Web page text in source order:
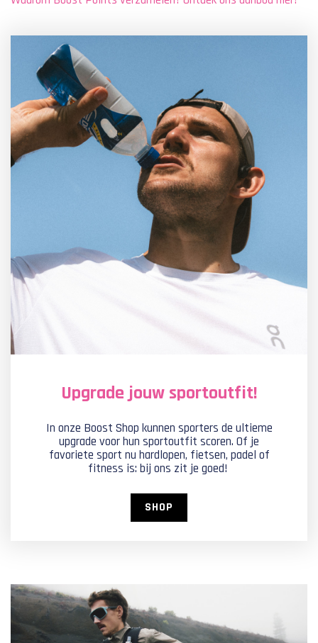
Upgrade jouw sportoutfit!
In onze Boost Shop kunnen sporters de ultieme
upgrade voor hun sportoutfit scoren. Of je
favoriete sport nu hardlopen, fietsen, padel of
fitness is: bij ons zit je goed!
SHOP